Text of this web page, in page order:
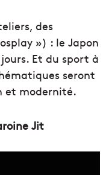
des
») : le Japon
Et du sport à
seront
et modernité.
Jit